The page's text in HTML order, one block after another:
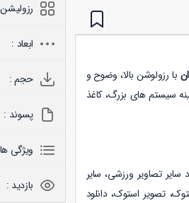
با رزولوشن بالا، وضوح و
سیستم های بزرگ، کاغذ
سایر تصاویر ورزشی، سایر
تصویر استوک، دانلود
ابعاد :
حجم :
پسوند :
ویژگی
بازدید :